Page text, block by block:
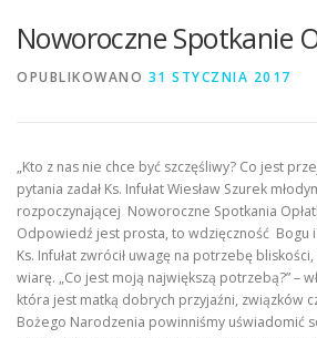
Noworoczne Spotkanie
OPUBLIKOWANO 31 STYCZNIA 2017
„Kto z nas nie chce być szczęśliwy? Co jest
pytania zadał Ks. Infułat Wiesław Szurek
rozpoczynającej Noworoczne Spotkania
Odpowiedź jest prosta, to wdzięczność Bogu
Ks. Infułat zwrócił uwagę na potrzebę
wiarę. „Co jest moją największą potrzebą?” –
która jest matką dobrych przyjaźni, związków
Bożego Narodzenia powinniśmy uświadomić